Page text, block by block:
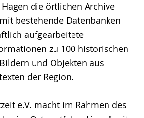
die örtlichen Archive
bestehende Datenbanken
aufgearbeitete
zu 100 historischen
und Objekten aus
der Region.
e.V. macht im Rahmen des